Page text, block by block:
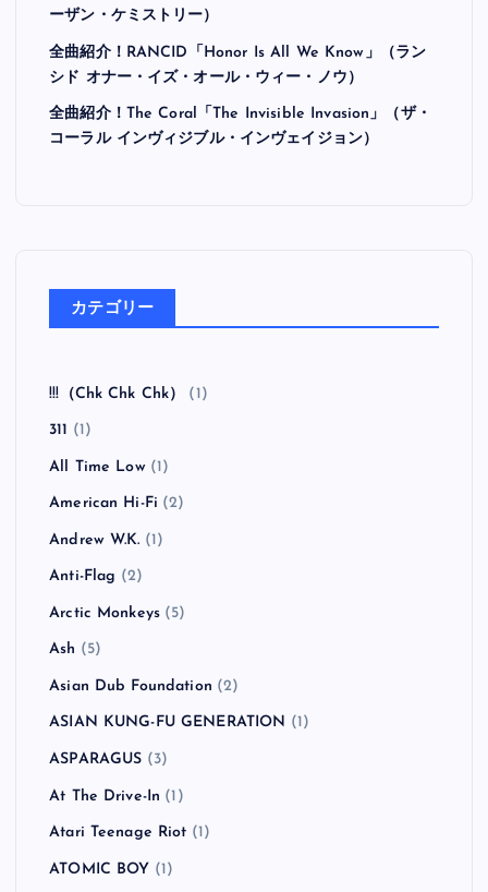
ーザン・ケミストリー）
全曲紹介！RANCID「Honor Is All We Know」（ラン
シド オナー・イズ・オール・ウィー・ノウ）
全曲紹介！The Coral「The Invisible Invasion」（ザ・
コーラル インヴィジブル・インヴェイジョン）
カテゴリー
!!!（Chk Chk Chk） (1)
311 (1)
All Time Low(1)
American Hi-Fi (2)
Andrew W.K. (1)
Anti-Flag (2)
Arctic Monkeys (5)
Ash (5)
Asian Dub Foundation (2)
ASIAN KUNG-FU GENERATION (1)
ASPARAGUS (3)
At The Drive-In (1)
Atari Teenage Riot (1)
ATOMIC BOY (1)